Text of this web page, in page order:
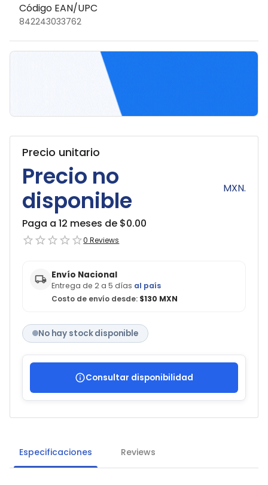
Código EAN/UPC
842243033762
Precio unitario
Precio no
disponible
MXN.
Paga a 12 meses de $0.00
0 Reviews
Envío Nacional
Entrega de 2 a 5 días al país
Costo de envío desde: $130 MXN
No hay stock disponible
Consultar disponibilidad
Especificaciones Reviews